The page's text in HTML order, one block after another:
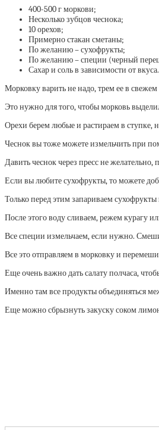
400-500 г моркови;
Несколько зубцов чеснока;
10 орехов;
Примерно стакан сметаны;
По желанию – сухофрукты;
По желанию – специи (черный
Сахар и соль в зависимости от вкуса.
Морковку варить не надо, трем ее в
Это нужно для того, чтобы морковь
Орехи берем любые и растираем в
Чеснок вы тоже можете измельчить при
Давить чеснок через пресс не желательно,
Если вы любите сухофрукты, то можете
Только перед этим запариваем
После этого воду сливаем, режем курагу
Все специи измельчаем, если нужно.
Все это отправляем в морковку и
Еще очень важно дать салату полчаса,
Именно там все продукты объединяться
Еще можно сбрызнуть закуску соком